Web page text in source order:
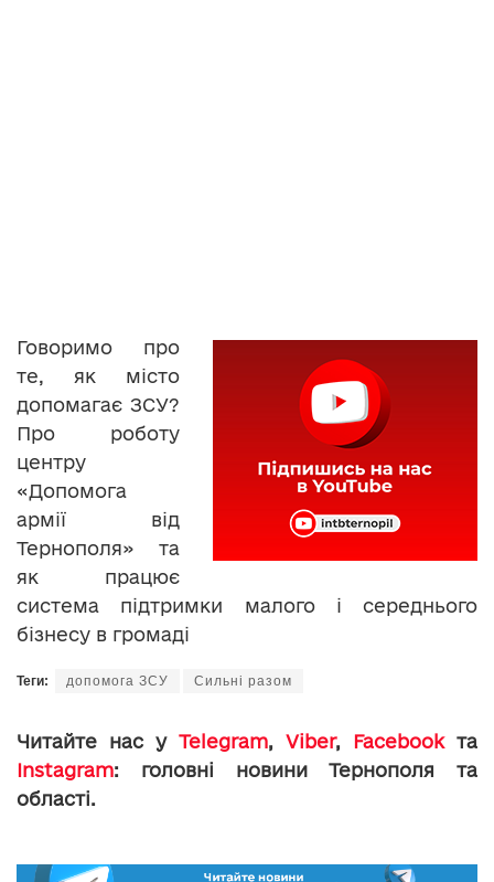
Говоримо про
те, як місто
допомагає ЗСУ?
Про роботу
центру
«Допомога
армії від
Тернополя» та
як працює
система підтримки малого і середнього
бізнесу в громаді
Теги: допомога ЗСУ Сильні разом
Читайте нас у Telegram, Viber, Facebookта
Instagram: головні новини Тернополя та
області.